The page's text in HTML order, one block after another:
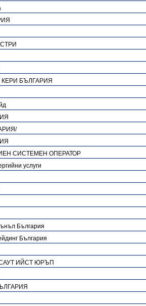
БЪЛГАРИЯ
СИСТЕМЕН ОПЕРАТОР
услуги
България
България
ИЙСТ ЮРЪП